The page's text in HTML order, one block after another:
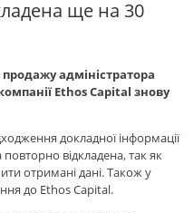
ще на 30
адміністратора
Ethos Capital знову
докладної інформації
відкладена, так як
отримані дані. Також у
до Ethos Capital.